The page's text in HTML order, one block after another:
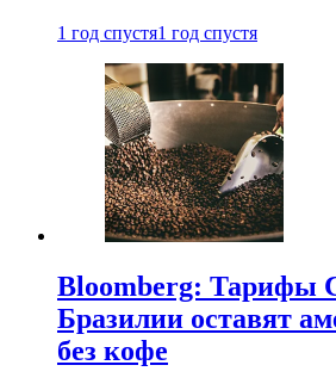
1 год спустя1 год спустя
Bloomberg: Тарифы
Бразилии оставят
без кофе